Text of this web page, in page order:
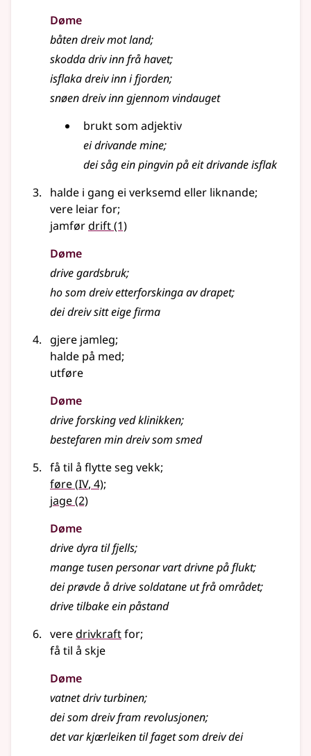
Døme
båten dreiv mot land;
skodda driv inn frå havet;
isflaka dreiv inn i fjorden;
snøen dreiv inn gjennom vindauget
brukt som adjektiv
ei drivande mine;
dei såg ein pingvin på eit drivande isflak
halde i gang ei verksemd eller liknande;
vere leiar for;
jamførdrift(1)
Døme
drive gardsbruk;
ho som dreiv etterforskinga av drapet;
dei dreiv sitt eige firma
gjere jamleg;
halde på med;
utføre
Døme
drive forsking ved klinikken;
bestefaren min dreiv som smed
få til å flytte seg vekk;
føre(4
IV, 4);
jage(2)
Døme
drive dyra til fjells;
mange tusen personar vart drivne på flukt;
dei prøvde å drive soldatane ut frå området;
drive tilbake ein påstand
veredrivkraftfor;
få til å skje
Døme
vatnet driv turbinen;
dei som dreiv fram revolusjonen;
det var kjærleiken til faget som dreiv dei